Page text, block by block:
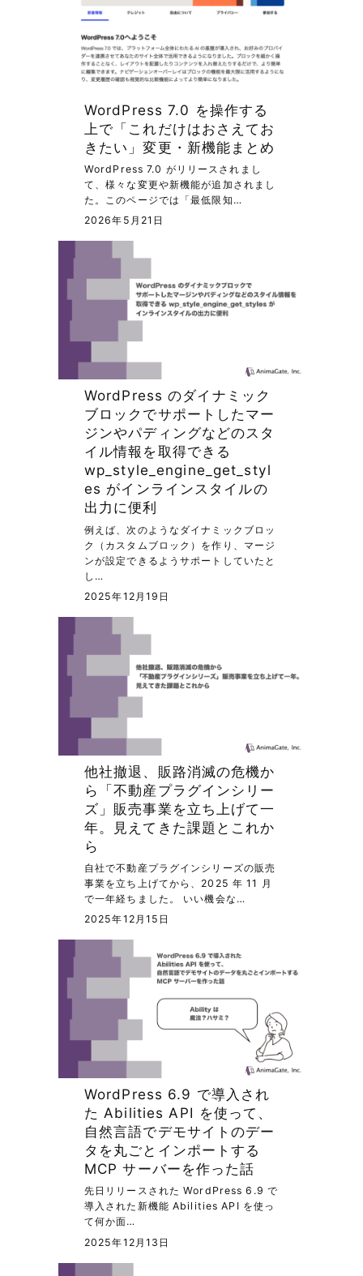
WordPress 7.0 を操作する
上で「これだけはおさえてお
きたい」変更・新機能まとめ
WordPress 7.0 がリリースされまし
て、様々な変更や新機能が追加されまし
た。このページでは「最低限知…
2026年5月21日
WordPress のダイナミック
ブロックでサポートしたマー
ジンやパディングなどのスタ
イル情報を取得できる
wp_style_engine_get_styl
es がインラインスタイルの
出力に便利
例えば、次のようなダイナミックブロッ
ク（カスタムブロック）を作り、マージ
ンが設定できるようサポートしていたと
し…
2025年12月19日
他社撤退、販路消滅の危機か
ら「不動産プラグインシリー
ズ」販売事業を立ち上げて一
年。見えてきた課題とこれか
ら
自社で不動産プラグインシリーズの販売
事業を立ち上げてから、2025 年 11 月
で一年経ちました。 いい機会な…
2025年12月15日
WordPress 6.9 で導入され
た Abilities API を使って、
自然言語でデモサイトのデー
タを丸ごとインポートする
MCP サーバーを作った話
先日リリースされた WordPress 6.9 で
導入された新機能 Abilities API を使っ
て何か面…
2025年12月13日